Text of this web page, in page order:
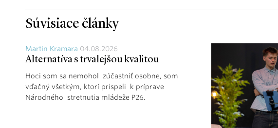
Súvisiace články
Martin Kramara 04.08.2026
Alternatíva s trvalejšou kvalitou
Hoci som sa nemohol zúčastniť osobne, som
vďačný všetkým, ktorí prispeli k príprave
Národného stretnutia mládeže P26.